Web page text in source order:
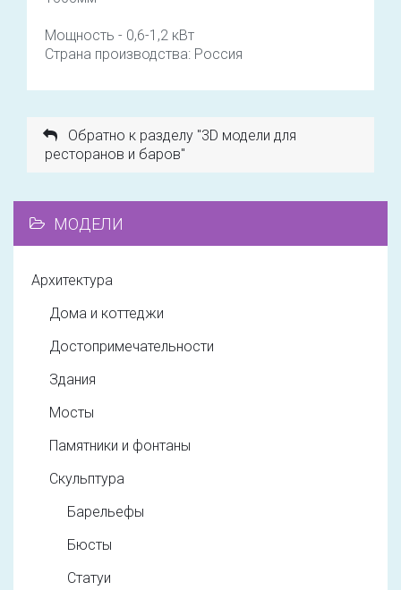
Мощность - 0,6-1,2 кВт
Страна производства: Россия
Обратно к разделу "3D модели для
ресторанов и баров"
МОДЕЛИ
Архитектура
Дома и коттеджи
Достопримечательности
Здания
Мосты
Памятники и фонтаны
Скульптура
Барельефы
Бюсты
Статуи